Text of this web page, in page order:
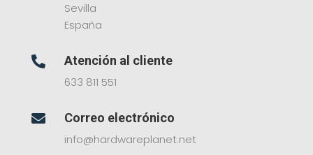
Sevilla
España

Atención al cliente
633 811 551

Correo electrónico
info@hardwareplanet.net